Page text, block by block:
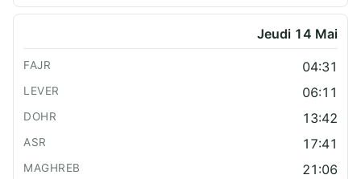
Jeudi 14 Mai
04:31
06:11
13:42
17:41
21:06